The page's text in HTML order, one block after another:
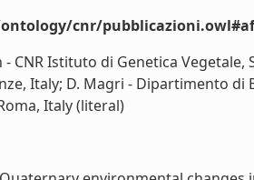
cnr/
- CNR Istituto di Genetica
Italy; D. Magri - Dipartimento di
Italy (literal)